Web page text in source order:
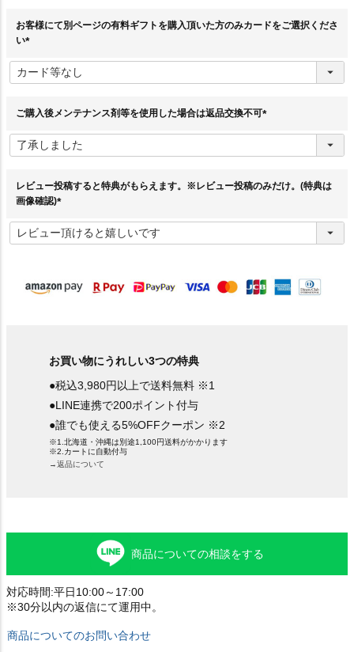
お客様にて別ページの有料ギフトを購入頂いた方のみカードをご選択くださ
い
必
須
ご購入後メンテナンス剤等を使用した場合は返品交換不可
須
レビュー投稿すると特典がもらえます。※レビュー投稿のみだけ。(特典は
画像確認)
必
須
お買い物にうれしい3つの特典
●税込3,980円以上で送料無料 ※1
●LINE連携で200ポイント付与
●誰でも使える5%OFFクーポン ※2
※1.北海道・沖縄は別途1,100円送料がかかります
※2.カートに自動付与
→返品について
商品についての相談をする
対応時間:平日10:00～17:00
※30分以内の返信にて運用中。
商品についてのお問い合わせ